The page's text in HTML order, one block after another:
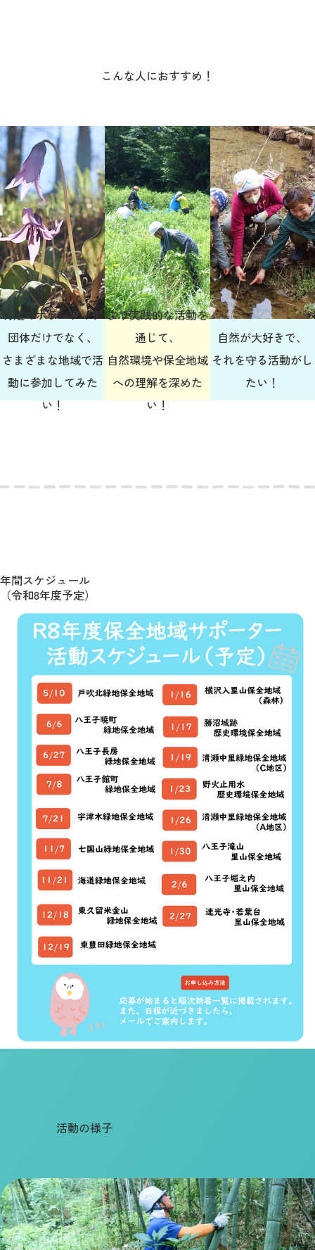
こんな人におすすめ！
特定のボランティア
団体だけでなく、
さまざまな地域で活
動に参加してみた
い！
より実践的な活動を
通じて、
自然環境や保全地域
への理解を深めた
い！
自然が大好きで、
それを守る活動がし
たい！
年間スケジュール
（令和8年度予定）
活動の様子